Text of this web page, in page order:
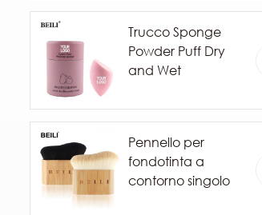
Trucco Sponge
Powder Puff Dry
and Wet
Cosmetic Ball
Puff Bevel Cut
Make Up Sponge
Tools
Pennello per
fondotinta a
contorno singolo